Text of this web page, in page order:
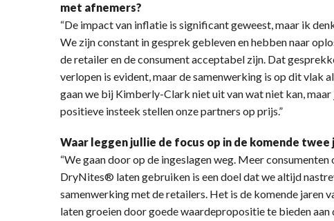
met afnemers?
“De impact van inflatie is significant geweest, maar ik
We zijn constant in gesprek gebleven en hebben naar
de retailer en de consument acceptabel zijn. Dat
verlopen is evident, maar de samenwerking is op dit
gaan we bij Kimberly-Clark niet uit van wat niet kan,
positieve insteek stellen onze partners op prijs.”
Waar leggen jullie de focus op in de komende twee
“We gaan door op de ingeslagen weg. Meer
DryNites® laten gebruiken is een doel dat we altijd
samenwerking met de retailers. Het is de komende jaren
laten groeien door goede waardepropositie te bieden